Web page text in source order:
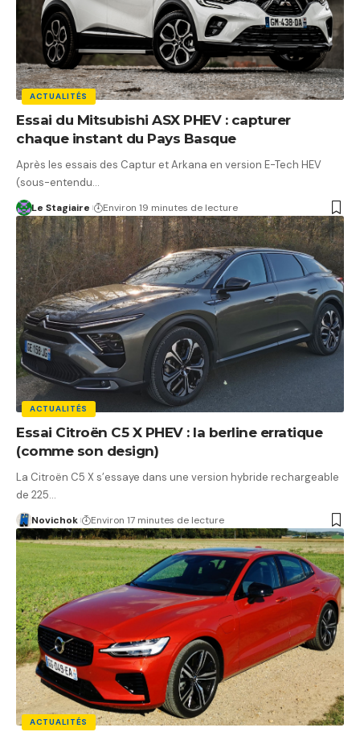
ACTUALITÉS
Essai du Mitsubishi ASX PHEV : capturer
chaque instant du Pays Basque
Après les essais des Captur et Arkana en version E-Tech HEV
(sous-entendu…
Le Stagiaire Environ 19 minutes de lecture
ACTUALITÉS
Essai Citroën C5 X PHEV : la berline erratique
(comme son design)
La Citroën C5 X s’essaye dans une version hybride rechargeable
de 225…
Novichok Environ 17 minutes de lecture
ACTUALITÉS